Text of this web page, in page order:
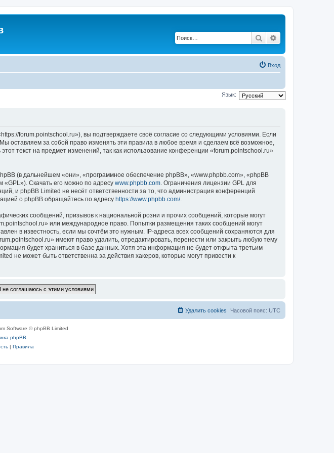
Поиск
Вход
Язык:
forum.pointschool.ru»), вы подтверждаете своё согласие со следующими условиями. Если
оставляем за собой право изменять эти правила в любое время и сделаем всё возможное,
текст на предмет изменений, так как использование конференции «forum.pointschool.ru»
(в дальнейшем «они», «программное обеспечение phpBB», «www.phpbb.com», «phpBB
«GPL»). Скачать его можно по адресу www.phpbb.com. Ограничения лицензии GPL для
и phpBB Limited не несёт ответственности за то, что администрация конференций
о phpBB обращайтесь по адресу https://www.phpbb.com/.
сообщений, призывов к национальной розни и прочих сообщений, которые могут
или международное право. Попытки размещения таких сообщений могут
в известность, если мы сочтём это нужным. IP-адреса всех сообщений сохраняются для
имеют право удалить, отредактировать, перенести или закрыть любую тему
будет храниться в базе данных. Хотя эта информация не будет открыта третьим
не может быть ответственна за действия хакеров, которые могут привести к
Часовой пояс: UTC
Удалить cookies
Software © phpBB Limited
phpBB
| Правила